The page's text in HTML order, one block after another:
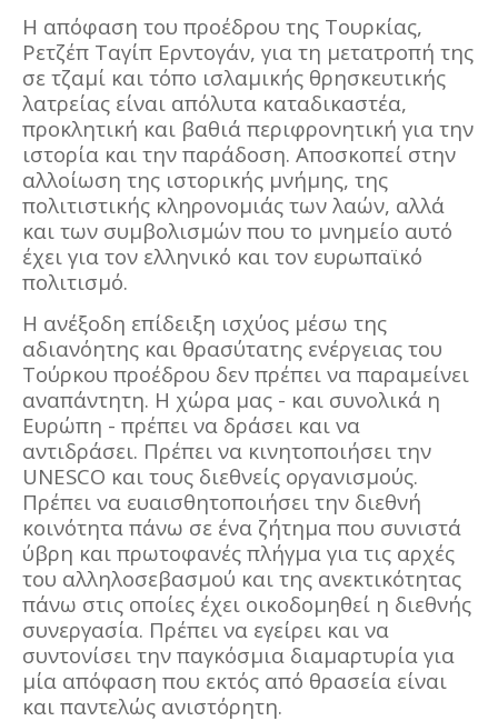
Η απόφαση του προέδρου της Τουρκίας,
Ρετζέπ Ταγίπ Ερντογάν, για τη μετατροπή της
σε τζαμί και τόπο ισλαμικής θρησκευτικής
λατρείας είναι απόλυτα καταδικαστέα,
προκλητική και βαθιά περιφρονητική για την
ιστορία και την παράδοση. Αποσκοπεί στην
αλλοίωση της ιστορικής μνήμης, της
πολιτιστικής κληρονομιάς των λαών, αλλά
και των συμβολισμών που το μνημείο αυτό
έχει για τον ελληνικό και τον ευρωπαϊκό
πολιτισμό.
Η ανέξοδη επίδειξη ισχύος μέσω της
αδιανόητης και θρασύτατης ενέργειας του
Τούρκου προέδρου δεν πρέπει να παραμείνει
αναπάντητη. Η χώρα μας - και συνολικά η
Ευρώπη - πρέπει να δράσει και να
αντιδράσει. Πρέπει να κινητοποιήσει την
UNESCO και τους διεθνείς οργανισμούς.
Πρέπει να ευαισθητοποιήσει την διεθνή
κοινότητα πάνω σε ένα ζήτημα που συνιστά
ύβρη και πρωτοφανές πλήγμα για τις αρχές
του αλληλοσεβασμού και της ανεκτικότητας
πάνω στις οποίες έχει οικοδομηθεί η διεθνής
συνεργασία. Πρέπει να εγείρει και να
συντονίσει την παγκόσμια διαμαρτυρία για
μία απόφαση που εκτός από θρασεία είναι
και παντελώς ανιστόρητη.